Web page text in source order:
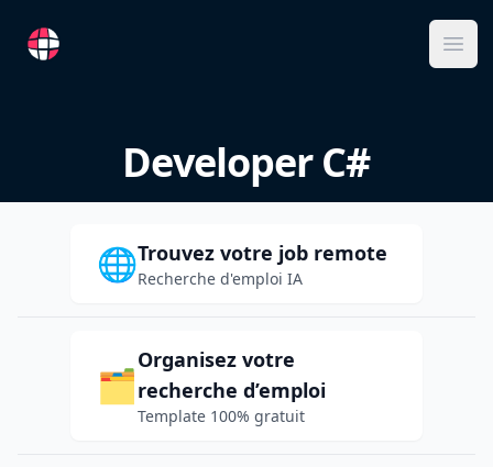
RemoteFR
Developer C#
🌐Trouvez votre job remote
Recherche d'emploi IA
🗂️
Organisez votre
recherche d’emploi
Template 100% gratuit